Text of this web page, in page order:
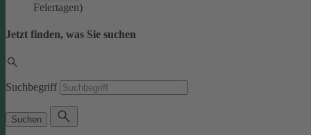
Feiertagen)
Jetzt finden, was Sie suchen
Suchbegriff
Suchen